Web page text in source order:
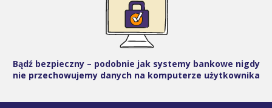
Bądź bezpieczny – podobnie jak systemy bankowe nigdy
nie przechowujemy danych na komputerze użytkownika